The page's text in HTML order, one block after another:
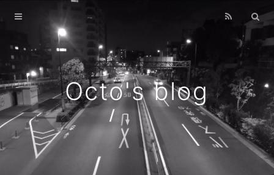
Octo's blog
Home
Archives